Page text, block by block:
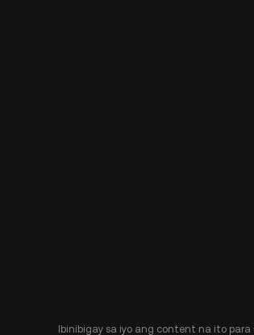
Ibinibigay sa iyo ang content na ito